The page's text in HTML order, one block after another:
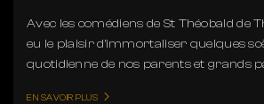
Avec les comédiens de St Théobald de
eu le plaisir d'immortaliser quelques
quotidienne de nos parents et grands
EN SAVOIR PLUS